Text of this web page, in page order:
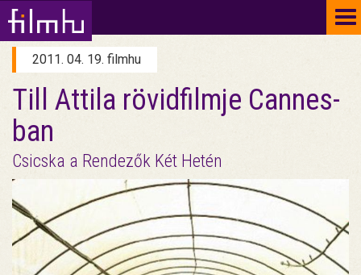
2011. 04. 19. filmhu
Till Attila rövidfilmje Cannes-
ban
Csicska a Rendezők Két Hetén